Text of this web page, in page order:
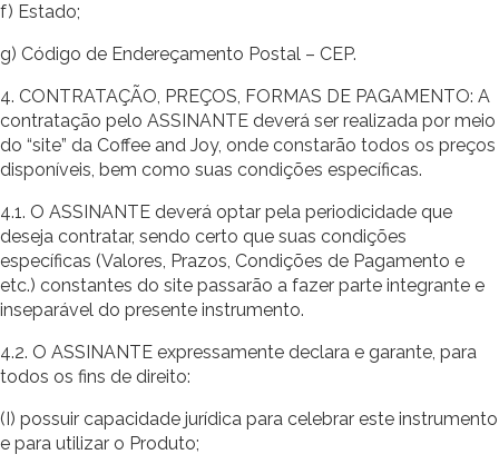
f) Estado;
g) Código de Endereçamento Postal – CEP.
4. CONTRATAÇÃO, PREÇOS, FORMAS DE PAGAMENTO: A
contratação pelo ASSINANTE deverá ser realizada por meio
do “site” da Coffee and Joy, onde constarão todos os preços
disponíveis, bem como suas condições específicas.
4.1. O ASSINANTE deverá optar pela periodicidade que
deseja contratar, sendo certo que suas condições
específicas (Valores, Prazos, Condições de Pagamento e
etc.) constantes do site passarão a fazer parte integrante e
inseparável do presente instrumento.
4.2. O ASSINANTE expressamente declara e garante, para
todos os fins de direito:
(I) possuir capacidade jurídica para celebrar este instrumento
e para utilizar o Produto;